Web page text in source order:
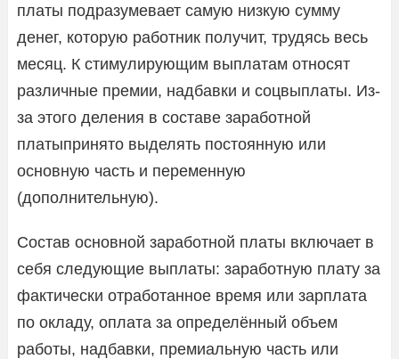
платы подразумевает самую низкую сумму
денег, которую работник получит, трудясь весь
месяц. К стимулирующим выплатам относят
различные премии, надбавки и соцвыплаты. Из-
за этого деления в составе заработной
платыпринято выделять постоянную или
основную часть и переменную
(дополнительную).
Состав основной заработной платы включает в
себя следующие выплаты: заработную плату за
фактически отработанное время или зарплата
по окладу, оплата за определённый объем
работы, надбавки, премиальную часть или